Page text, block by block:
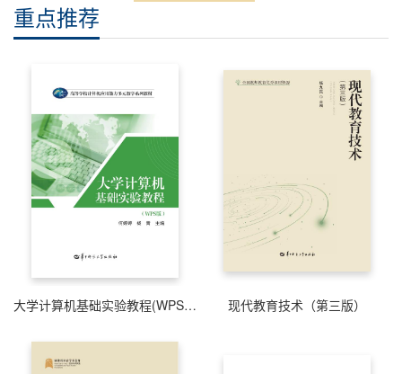
重点推荐
大学计算机基础实验教程(WPS版) 现代教育技术（第三版）